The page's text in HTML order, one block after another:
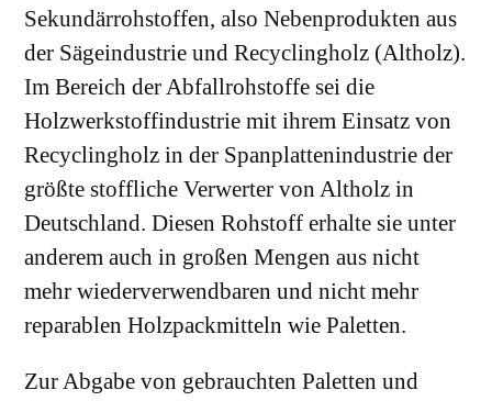
Sekundärrohstoffen, also Nebenprodukten aus
der Sägeindustrie und Recyclingholz (Altholz).
Im Bereich der Abfallrohstoffe sei die
Holzwerkstoffindustrie mit ihrem Einsatz von
Recyclingholz in der Spanplattenindustrie der
größte stoffliche Verwerter von Altholz in
Deutschland. Diesen Rohstoff erhalte sie unter
anderem auch in großen Mengen aus nicht
mehr wiederverwendbaren und nicht mehr
reparablen Holzpackmitteln wie Paletten.
Zur Abgabe von gebrauchten Paletten und